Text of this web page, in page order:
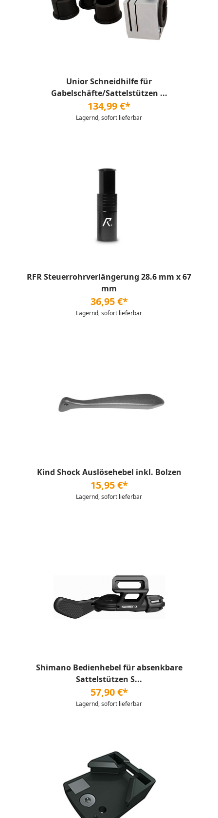
Unior Schneidhilfe für
Gabelschäfte/Sattelstützen ...
134,99 €*
Lagernd, sofort lieferbar
RFR Steuerrohrverlängerung 28.6 mm x 67
mm
36,95 €*
Lagernd, sofort lieferbar
Kind Shock Auslösehebel inkl. Bolzen
15,95 €*
Lagernd, sofort lieferbar
Shimano Bedienhebel für absenkbare
Sattelstützen S...
57,90 €*
Lagernd, sofort lieferbar